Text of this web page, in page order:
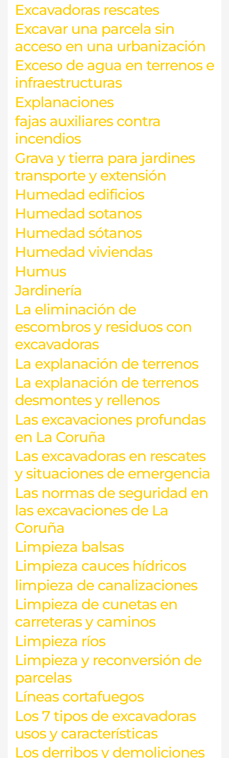
Excavadoras rescates
Excavar una parcela sin
acceso en una urbanización
Exceso de agua en terrenos e
infraestructuras
Explanaciones
fajas auxiliares contra
incendios
Grava y tierra para jardines
transporte y extensión
Humedad edificios
Humedad sotanos
Humedad sótanos
Humedad viviendas
Humus
Jardinería
La eliminación de
escombros y residuos con
excavadoras
La explanación de terrenos
La explanación de terrenos
desmontes y rellenos
Las excavaciones profundas
en La Coruña
Las excavadoras en rescates
y situaciones de emergencia
Las normas de seguridad en
las excavaciones de La
Coruña
Limpieza balsas
Limpieza cauces hídricos
limpieza de canalizaciones
Limpieza de cunetas en
carreteras y caminos
Limpieza ríos
Limpieza y reconversión de
parcelas
Líneas cortafuegos
Los 7 tipos de excavadoras
usos y características
Los derribos y demoliciones